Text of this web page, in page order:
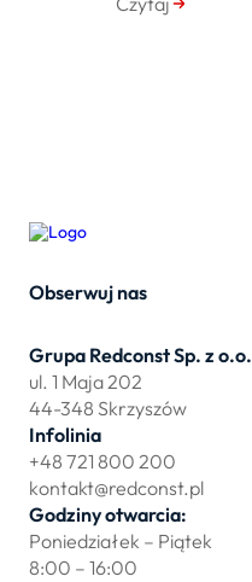
Obserwuj nas
Grupa Redconst Sp. z o.o.
ul. 1 Maja 202
44-348 Skrzyszów
Infolinia
+48 721 800 200
kontakt@redconst.pl
Godziny otwarcia:
Poniedziałek – Piątek
8:00 – 16:00